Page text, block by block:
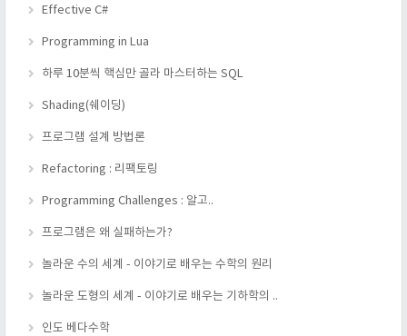
Effective C#
Programming in Lua
하루 10분씩 핵심만 골라 마스터하는 SQL
Shading(쉐이딩)
프로그램 설계 방법론
Refactoring : 리팩토링
Programming Challenges : 알고..
프로그램은 왜 실패하는가?
놀라운 수의 세계 - 이야기로 배우는 수학의 원리
놀라운 도형의 세계 - 이야기로 배우는 기하학의 ..
인도 베다수학